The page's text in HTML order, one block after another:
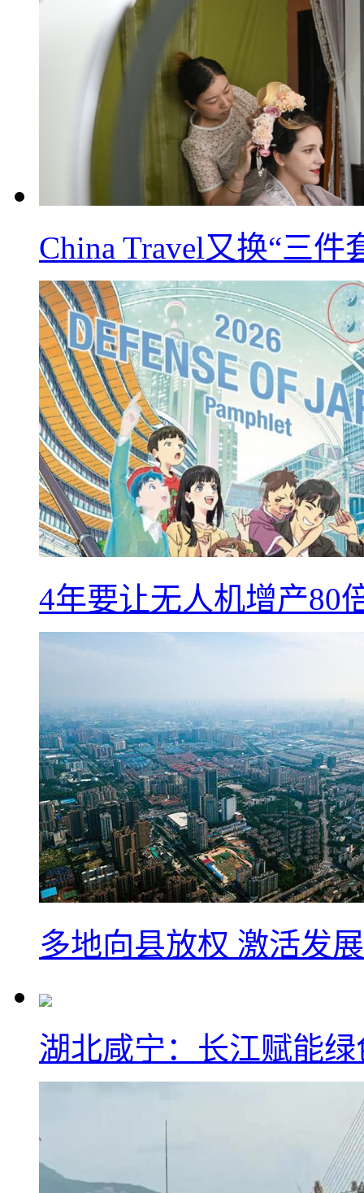
China Travel又换“三
4年要让无人机增产80
多地向县放权 激活发
湖北咸宁：长江赋能